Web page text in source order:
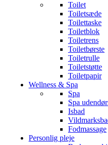
Toilet
Toiletsæde
Toilettaske
Toiletblok
Toiletrens
Toiletbørste
Toiletrulle
Toiletstøtte
Toiletpapir
Wellness & Spa
Spa
Spa
Isbad
Fodmassage
Personlig pleje